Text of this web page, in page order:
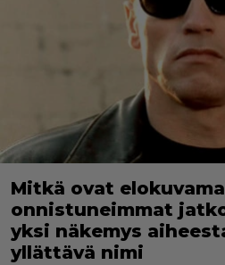
Mitkä ovat
onnistuneimmat
yksi näkemys
yllättävä nimi